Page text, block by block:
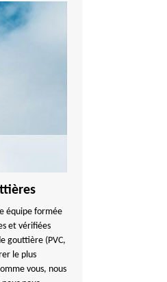
équipe formée
et vérifiées
gouttière (PVC,
le plus
vous, nous